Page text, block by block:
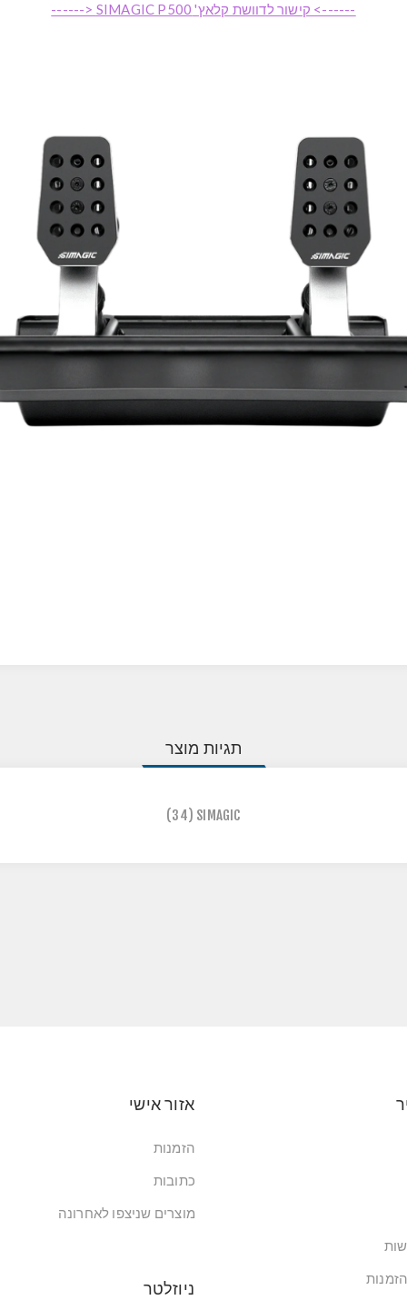
------> קישור לדוושת קלאץ' SIMAGIC P500 <------
תגיות מוצר
SIMAGIC
(34)
אזור אישי
הזמנות
כתובות
מוצרים שניצפו לאחרונה
ניוזלטר